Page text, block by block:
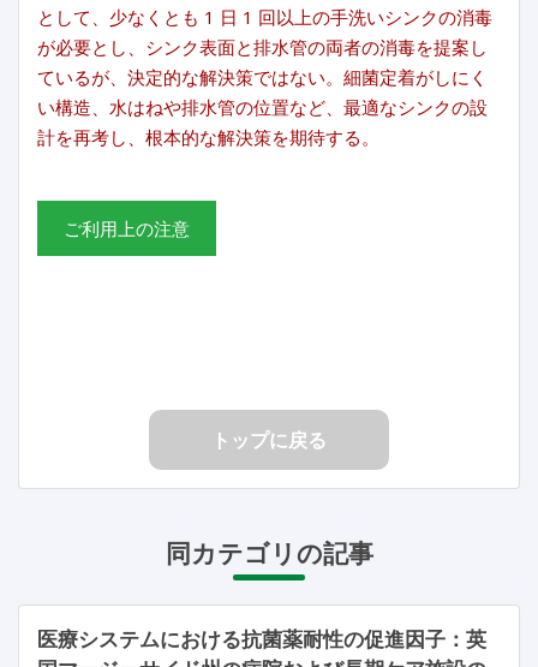
として、少なくとも 1 日 1 回以上の手洗いシンクの消毒
が必要とし、シンク表面と排水管の両者の消毒を提案し
ているが、決定的な解決策ではない。細菌定着がしにく
い構造、水はねや排水管の位置など、最適なシンクの設
計を再考し、根本的な解決策を期待する。
ご利用上の注意
トップに戻る
同カテゴリの記事
医療システムにおける抗菌薬耐性の促進因子：英